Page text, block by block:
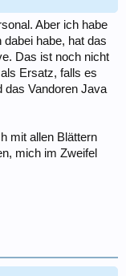
Aber ich habe
habe, hat das
Das ist noch nicht
Ersatz, falls es
das Vandoren Java
mit allen Blättern
mich im Zweifel